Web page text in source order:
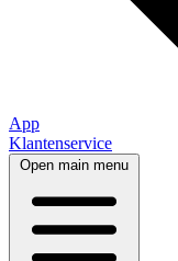
App
Klantenservice
Open main menu